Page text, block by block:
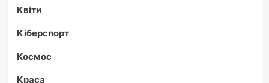
Квіти
Кіберспорт
Космос
Краса